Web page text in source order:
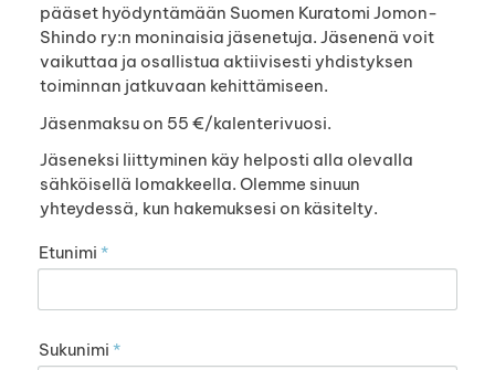
pääset hyödyntämään Suomen Kuratomi Jomon-
Shindo ry:n moninaisia jäsenetuja. Jäsenenä voit
vaikuttaa ja osallistua aktiivisesti yhdistyksen
toiminnan jatkuvaan kehittämiseen.
Jäsenmaksu on 55 €/kalenterivuosi.
Jäseneksi liittyminen käy helposti alla olevalla
sähköisellä lomakkeella. Olemme sinuun
yhteydessä, kun hakemuksesi on käsitelty.
Etunimi *
Sukunimi *